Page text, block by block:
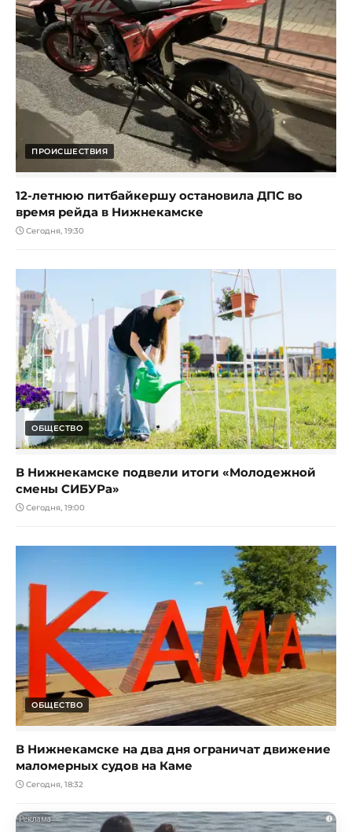
ПРОИСШЕСТВИЯ
12-летнюю питбайкершу остановила ДПС во
время рейда в Нижнекамске
Сегодня, 19:30
ОБЩЕСТВО
В Нижнекамске подвели итоги «Молодежной
смены СИБУРа»
Сегодня, 19:00
ОБЩЕСТВО
В Нижнекамске на два дня ограничат движение
маломерных судов на Каме
Сегодня, 18:32
i